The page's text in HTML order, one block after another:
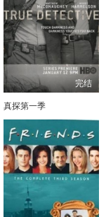
完结
真探第一季